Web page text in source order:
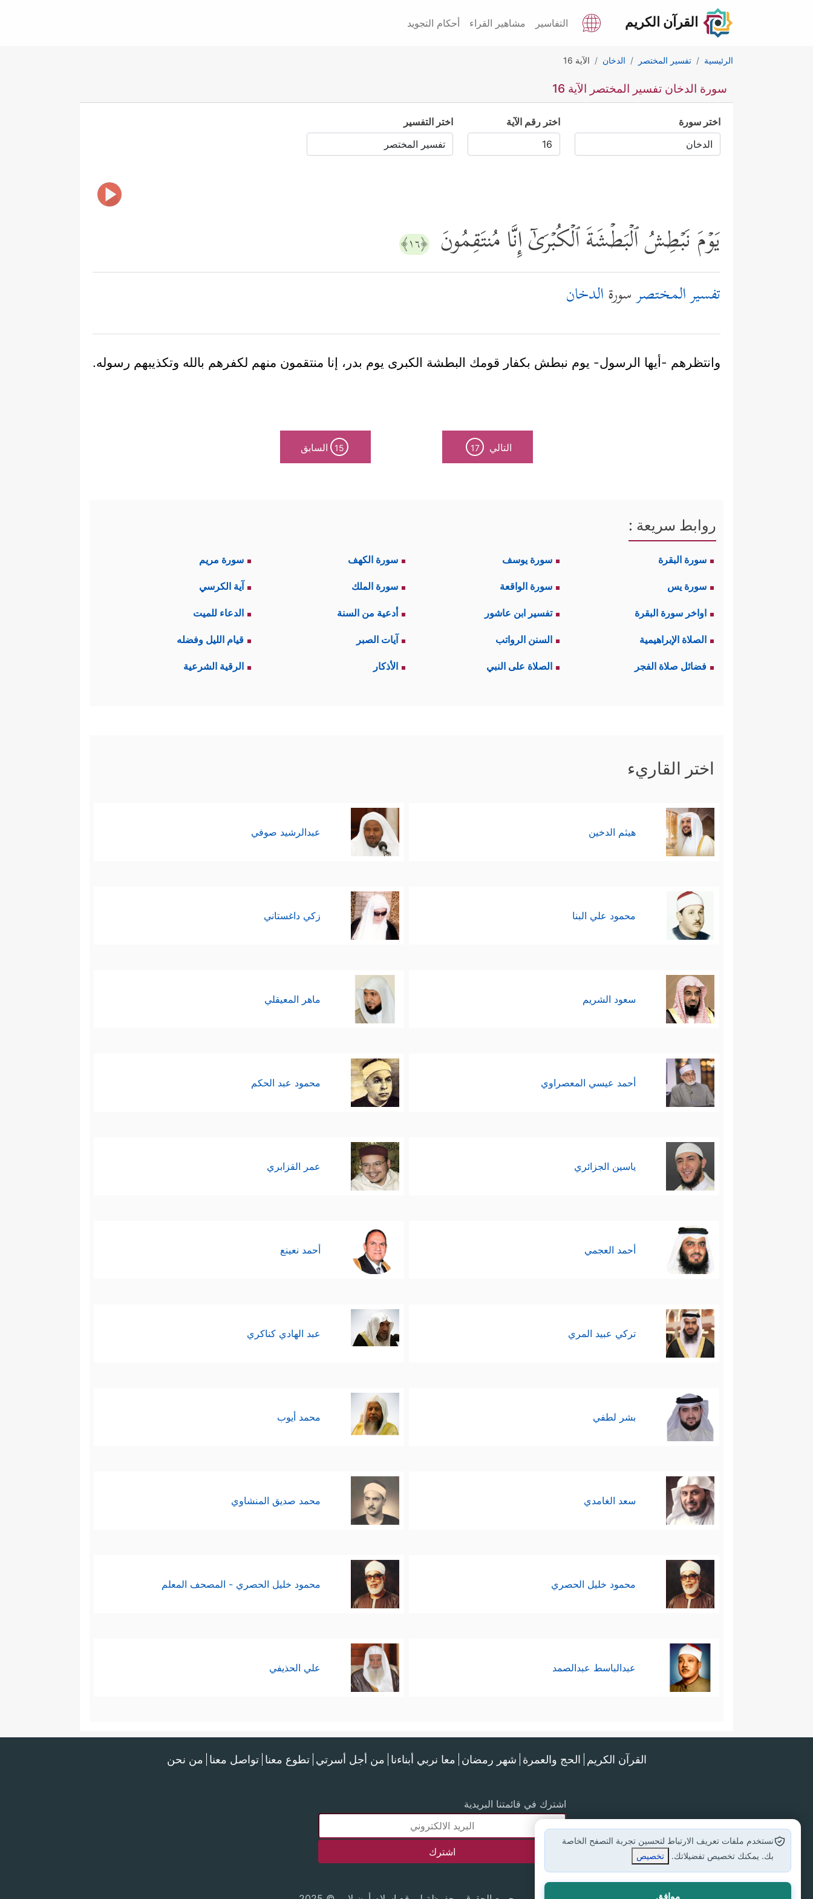
القرآن الكريم التفاسير مشاهير القراء أحكام التجويد
الرئيسية تفسير المختصر الدخان الآية 16
سورة الدخان تفسير المختصر الآية 16
اختر سورة اختر رقم الآية اختر التفسير
یَوۡمَ نَبۡطِشُ ٱلۡبَطۡشَةَ ٱلۡكُبۡرَىٰۤ إِنَّا مُنتَقِمُونَ ﴿١٦﴾
تفسير المختصرسورةالدخان
وانتظرهم -أيها الرسول- يوم نبطش بكفار قومك البطشة الكبرى يوم بدر، إنا منتقمون منهم لكفرهم بالله وتكذيبهم رسوله.
التالي 17
15 السابق
روابط سريعة :
سورة البقرة سورة يوسف سورة الكهف سورة مريم
سورة يس سورة الواقعة سورة الملك آية الكرسي
اواخر سورة البقرة تفسير ابن عاشور أدعية من السنة الدعاء للميت
الصلاة الإبراهيمية السنن الرواتب آيات الصبر قيام الليل وفضله
فضائل صلاة الفجر الصلاة على النبي الأذكار الرقية الشرعية
اختر القاريء
هيثم الدخين عبدالرشيد صوفي
محمود علي البنا زكي داغستاني
سعود الشريم ماهر المعيقلي
أحمد عيسي المعصراوي محمود عبد الحكم
ياسين الجزائري عمر القزابري
أحمد العجمي أحمد نعينع
تركي عبيد المري عبد الهادي كناكري
بشر لطفي محمد أيوب
سعد الغامدي محمد صديق المنشاوي
محمود خليل الحصري محمود خليل الحصري - المصحف المعلم
عبدالباسط عبدالصمد علي الحذيفي
القرآن الكريم الحج والعمرة شهر رمضان معا نربي أبناءنا من أجل أسرتي تطوع معنا تواصل معنا من نحن
اشترك في قائمتنا البريدية
نستخدم ملفات تعريف الارتباط لتحسين تجربة التصفح الخاصة
بك. يمكنك تخصيص تفضيلاتك.
تخصيص
موافق